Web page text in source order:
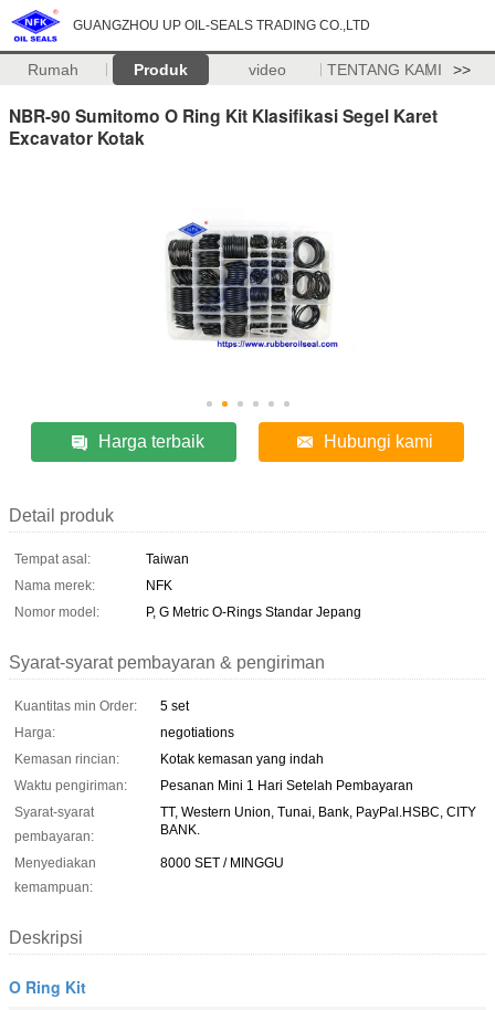
GUANGZHOU UP OIL-SEALS TRADING CO.,LTD
Rumah Produk video TENTANG KAMI >>
NBR-90 Sumitomo O Ring Kit Klasifikasi Segel Karet
Excavator Kotak
Harga terbaik Hubungi kami
Detail produk
Tempat asal:
Taiwan
Nama merek:
NFK
Nomor model:
P, G Metric O-Rings Standar Jepang
Syarat-syarat pembayaran & pengiriman
Kuantitas min Order:
5 set
Harga:
negotiations
Kemasan rincian:
Kotak kemasan yang indah
Waktu pengiriman:
Pesanan Mini 1 Hari Setelah Pembayaran
Syarat-syarat
pembayaran:
TT, Western Union, Tunai, Bank, PayPal.HSBC, CITY
BANK.
Menyediakan
kemampuan:
8000 SET / MINGGU
Deskripsi
O Ring Kit